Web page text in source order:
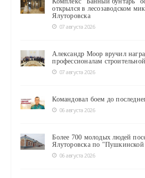
открылся в лесозаводском
Ялуторовска
07 августа 2026
Александр Моор вручил
профессионалам
07 августа 2026
Командовал боем до
06 августа 2026
Более 700 молодых людей
Ялуторовска по "Пушкинской
06 августа 2026